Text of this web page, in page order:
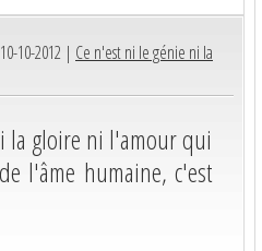
10-2012 | Ce n'est ni le génie ni la
la gloire ni l'amour qui
l'âme humaine, c'est